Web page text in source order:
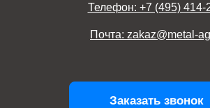
Телефон: +7 (495) 414-
Почта: zakaz@metal-
Заказать звонок